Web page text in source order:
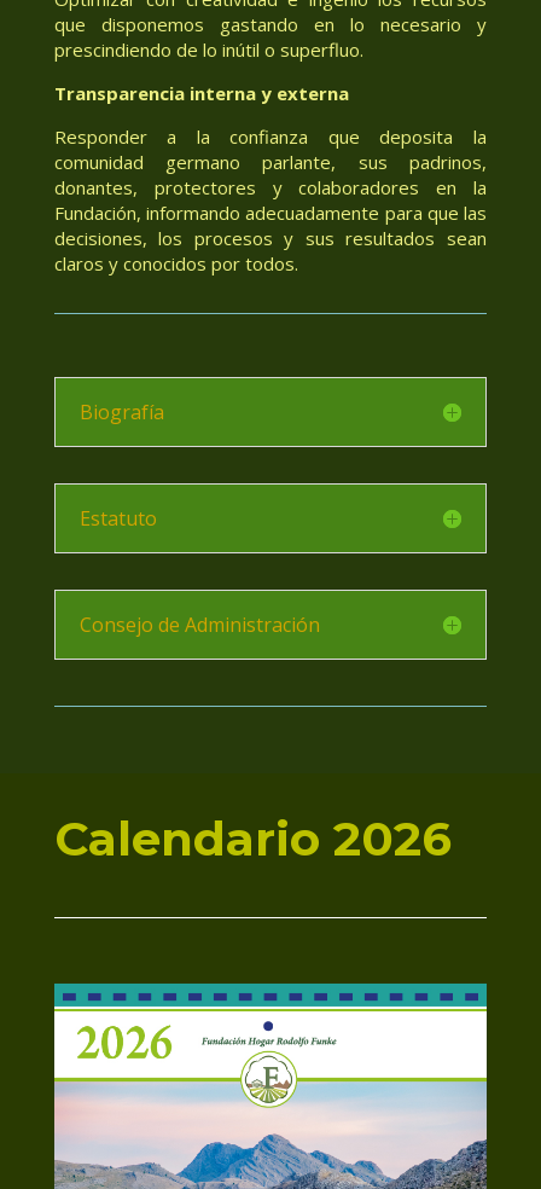
que disponemos gastando en lo necesario y
prescindiendo de lo inútil o superfluo.
Transparencia interna y externa
Responder a la confianza que deposita la
comunidad germano parlante, sus padrinos,
donantes, protectores y colaboradores en la
Fundación, informando adecuadamente para que las
decisiones, los procesos y sus resultados sean
claros y conocidos por todos.
Biografía
Estatuto
Consejo de Administración
Calendario 2026